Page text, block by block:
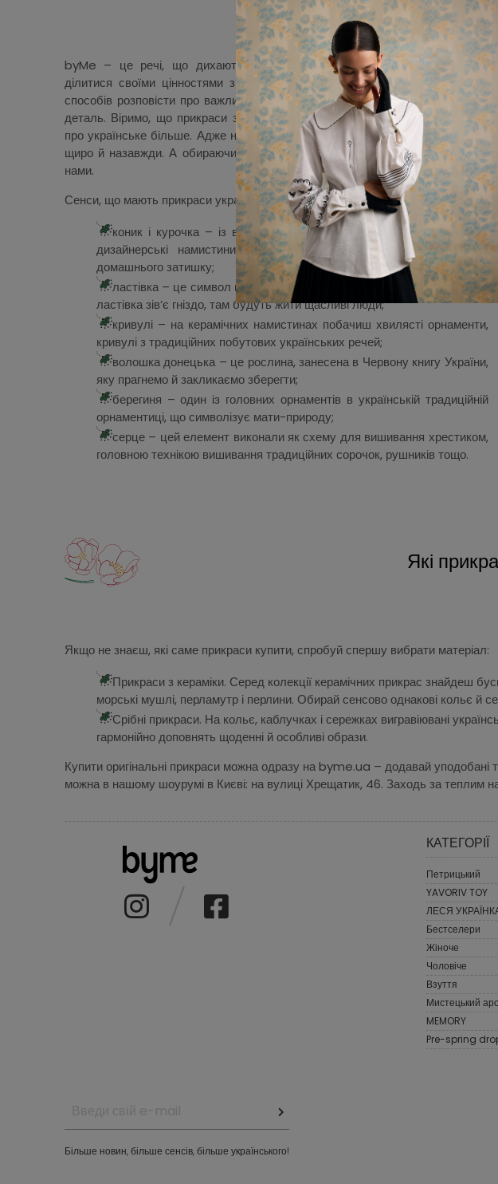
byMe – це речі, що дихають сенсами. Найбільше цінуємо можливість
ділитися своїми цінностями з тобою і світом. Прикраси жіночі – один зі
способів розповісти про важливе. Кожна прикраса має особливу змістовну
деталь. Віримо, що прикраси зі змістом здатні зацікавити когось дізнатися
про українське більше. Адже наша головна місія – закохувати в українське
щиро й назавжди. А обираючи наші речі, ти обираєш розділяти цю місію з
нами.
Сенси, що мають прикраси українського бренда byMe:
коник і курочка – із вишитих орнаментів з рушників ми створили
дизайнерські намистини у формі коника й курочки, як символу
домашнього затишку;
ластівка – це символ щастя в родині, адже за народним повір’ям де
ластівка зів’є гніздо, там будуть жити щасливі люди;
кривулі – на керамічних намистинах побачиш хвилясті орнаменти,
кривулі з традиційних побутових українських речей;
волошка донецька – це рослина, занесена в Червону книгу України,
яку прагнемо й закликаємо зберегти;
берегиня – один із головних орнаментів в українській традиційній
орнаментиці, що символізує мати-природу;
серце – цей елемент виконали як схему для вишивання хрестиком,
головною технікою вишивання традиційних сорочок, рушників тощо.
Які
Якщо не знаєш, які саме прикраси купити, спробуй спершу вибрати матеріал:
Прикраси з кераміки. Серед колекції керамічних прикрас знайдеш
морські мушлі, перламутр і перлини. Обирай сенсово однакові кольє й
Срібні прикраси. На кольє, каблучках і сережках вигравіювані
гармонійно доповнять щоденні й особливі образи.
Купити оригінальні прикраси можна одразу на byme.ua – додавай уподобані
можна в нашому шоурумі в Києві: на вулиці Хрещатик, 46. Заходь за теплим
Більше новин, більше сенсів, більше українського!
КАТЕГОРІЇ
Петрицький
YAVORIV TOY
ЛЕСЯ
Бестселери
Жіноче
Чоловіче
Взуття
Мистецький
MEMORY
Pre-spring